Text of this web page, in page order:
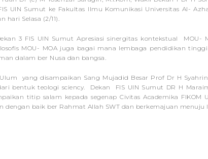
UIN Sumut ke Fakultas Ilmu Komunikasi Universitas Al-
hari Selasa (2/11).
3 FIS UIN Sumut Apresiasi sinergitas kontekstual MOU-
MOU- MOA juga bagai mana lembaga pendidikan
dalam ber Nusa dan bangsa.
yang disampaikan Sang Mujadid Besar Prof Dr H
bentuk teologi sciency. Dekan FIS UIN Sumut DR H
titip salam kepada segenap Civitas Academika
dengan baik ber Rahmat Allah SWT dan berkemajuan menuju